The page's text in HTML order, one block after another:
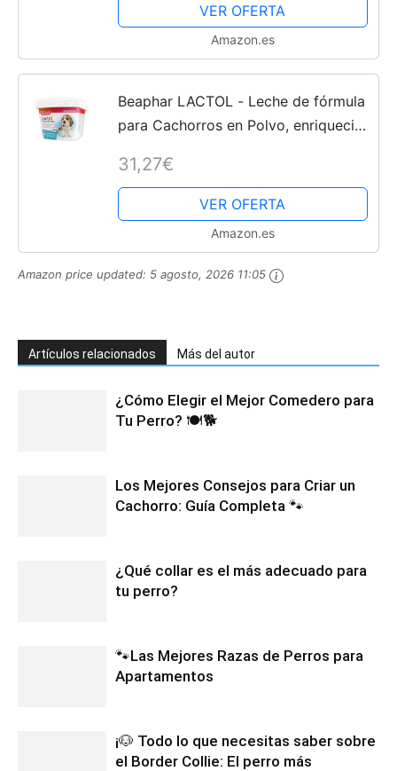
VER OFERTA
Amazon.es
Beaphar LACTOL - Leche de fórmula
para Cachorros en Polvo, enriquecida
Cachorros sin destetar, Hembra
gestante o lactante y...
31,27€
VER OFERTA
Amazon.es
Amazon price updated: 5 agosto, 2026 11:05
Artículos relacionados Más del autor
¿Cómo Elegir el Mejor Comedero para
Tu Perro? 🍽️🐕
Los Mejores Consejos para Criar un
Cachorro: Guía Completa 🐾
¿Qué collar es el más adecuado para
tu perro?
🐾Las Mejores Razas de Perros para
Apartamentos
¡🐶 Todo lo que necesitas saber sobre
el Border Collie: El perro más